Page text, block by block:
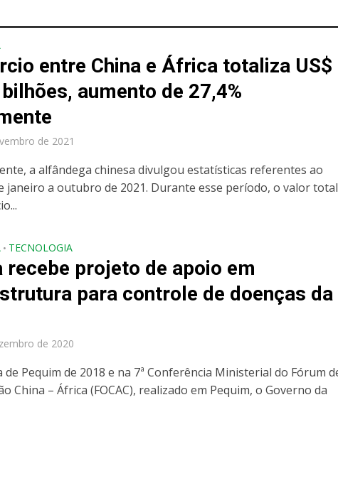
entre China e África totaliza US$
aumento de 27,4%
de 2021
a alfândega chinesa divulgou estatísticas referentes ao
janeiro a outubro de 2021. Durante esse período, o valor total
• TECNOLOGIA
projeto de apoio em
para controle de doenças da
de 2020
de Pequim de 2018 e na 7ª Conferência Ministerial do Fórum
China – África (FOCAC), realizado em Pequim, o Governo da